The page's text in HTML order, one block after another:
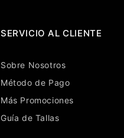
SERVICIO AL CLIENTE
Sobre Nosotros
Método de Pago
Más Promociones
Guía de Tallas